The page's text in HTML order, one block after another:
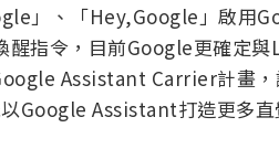
」、「Hey,Google」啟用
指令，目前Google更確定
Assistant Carrier計畫
Google Assistant打造更多直